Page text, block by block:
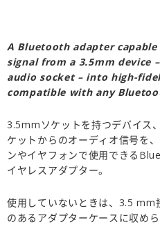
A Bluetooth adapter
signal from a 3.5mm device
audio socket – into high-
compatible with any
3.5mmソケットを持つデバイス
ケットからのオーディオ信号を
ンやイヤフォンで使用できる
イヤレスアダプター。
使用していないときは、3.5 mm
のあるアダプターケースに収めら